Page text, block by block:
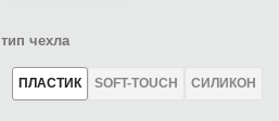
тип чехла
ПЛАСТИК SOFT-TOUCH СИЛИКОН